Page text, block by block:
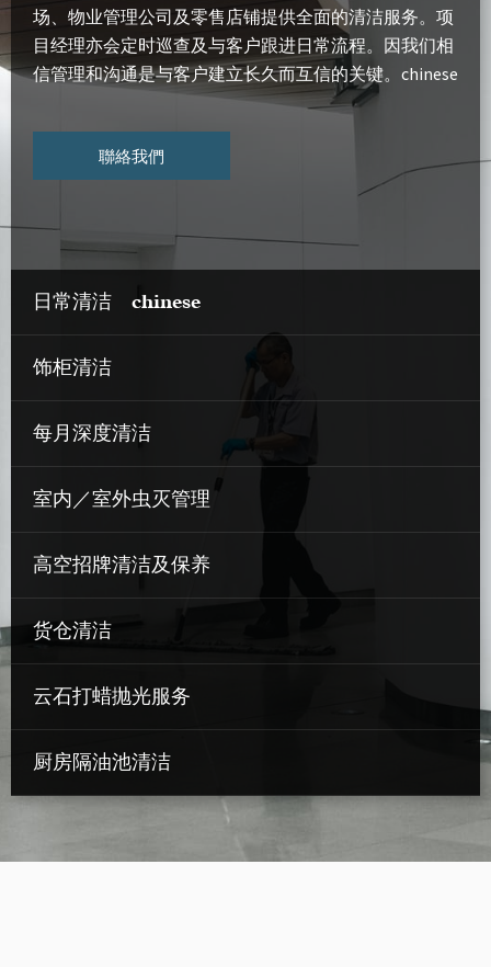
场、物业管理公司及零售店铺提供全面的清洁服务。项
目经理亦会定时巡查及与客户跟进日常流程。因我们相
信管理和沟通是与客户建立长久而互信的关键。chinese
聯絡我們
日常清洁 chinese
饰柜清洁
每月深度清洁
室内／室外虫灭管理
高空招牌清洁及保养
货仓清洁
云石打蜡抛光服务
厨房隔油池清洁